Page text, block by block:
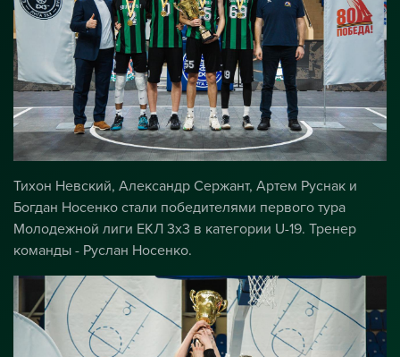
Тихон Невский, Александр Сержант, Артем Руснак и
Богдан Носенко стали победителями первого тура
Молодежной лиги ЕКЛ 3х3 в категории U-19. Тренер
команды - Руслан Носенко.